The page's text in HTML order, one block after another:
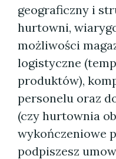
geograficzny i
hurtowni,
możliwości
logistyczne
produktów),
personelu oraz
(czy hurtownia
wykończeniowe
podpiszesz